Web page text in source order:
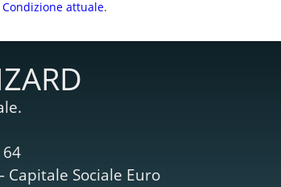
Condizione attuale.
Capitale Sociale Euro